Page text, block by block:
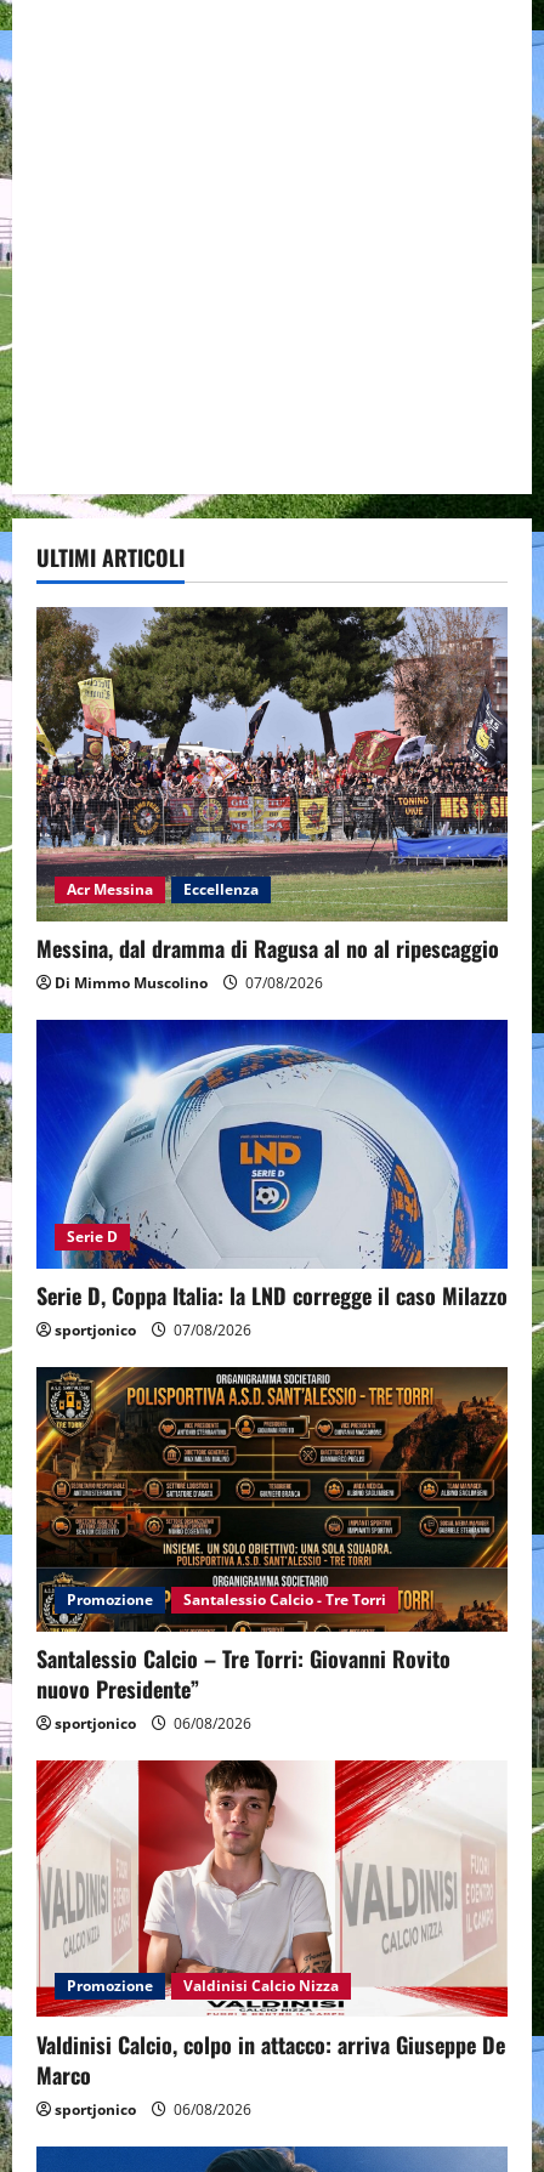
ULTIMI ARTICOLI
Acr Messina Eccellenza
Messina, dal dramma di Ragusa al no al ripescaggio
Di Mimmo Muscolino 07/08/2026
Serie D
Serie D, Coppa Italia: la LND corregge il caso Milazzo
sportjonico 07/08/2026
Promozione Santalessio Calcio - Tre Torri
Santalessio Calcio – Tre Torri: Giovanni Rovito
nuovo Presidente”
sportjonico 06/08/2026
Promozione Valdinisi Calcio Nizza
Valdinisi Calcio, colpo in attacco: arriva Giuseppe De
Marco
sportjonico 06/08/2026